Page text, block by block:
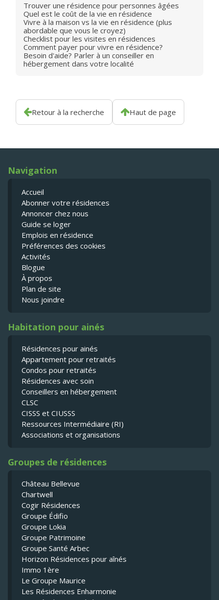
Trouver une résidence pour personnes âgées
Quel est le coût de la vie en résidence
Vivre à la maison vs la vie en résidence (plus
abordable que vous le croyez)
Checklist pour les visites en résidences
Comment payer pour vivre en résidence?
Besoin d'aide? Parler à un conseiller en
hébergement dans votre localité
Retour à la recherche Haut de page
Navigation
Accueil
Abonner votre résidences
Annoncer chez nous
Guide se loger
Emplois en résidence
Préférences des cookies
Activités
Blogue
À propos
Plan de site
Nous joindre
Habitation pour ainés
Résidences pour ainés
Appartement pour retraités
Condos pour retraités
Résidences avec soin
Conseillers en hébergement
CLSC
CISSS et CIUSSS
Ressources Intermédiaire (RI)
Associations et organisations
Groupes de résidences
Château Bellevue
Chartwell
Cogir Résidences
Groupe Édifio
Groupe Lokia
Groupe Patrimoine
Groupe Santé Arbec
Horizon Résidences pour aînés
Immo 1ère
Le Groupe Maurice
Les Résidences Enharmonie